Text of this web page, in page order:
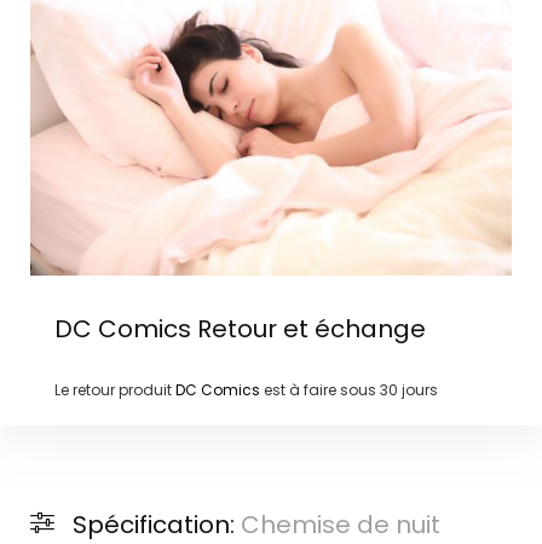
DC Comics Retour et échange
Le retour produitDC Comics est à faire sous 30 jours
Spécification: Chemise de nuit